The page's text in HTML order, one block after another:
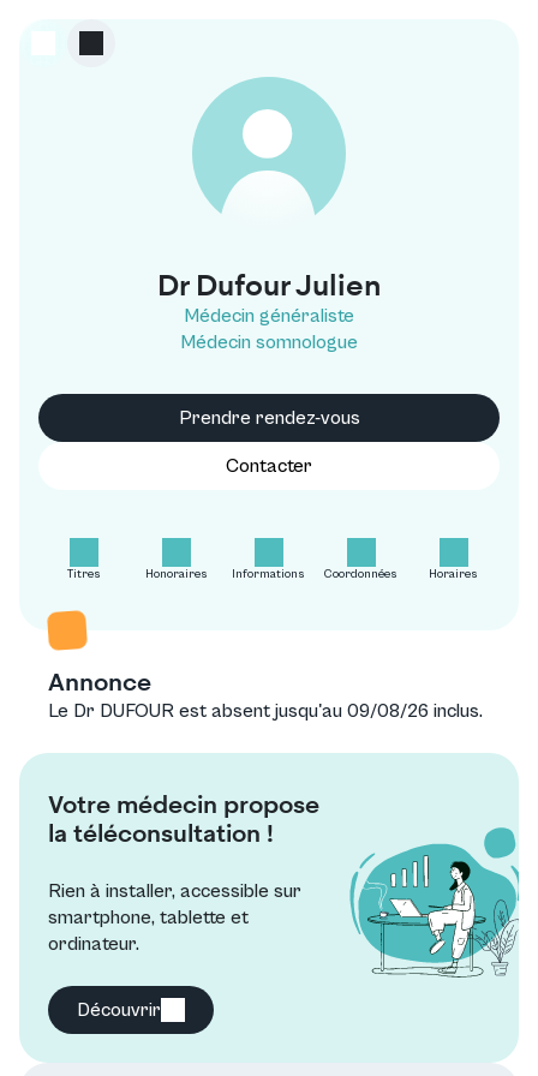
D
Dr Dufour Julien
Médecin généraliste
Médecin somnologue
Prendre rendez-vous
Contacter
Titres Honoraires Informations Coordonnées Horaires
Annonce
Le Dr DUFOUR est absent jusqu'au 09/08/26 inclus.
Votre médecin propose
la téléconsultation !
Rien à installer, accessible sur
smartphone, tablette et
ordinateur.
Découvrir